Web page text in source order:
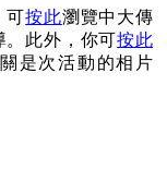
可按此瀏覽中大傳
。此外，你可按此
是次活動的相片